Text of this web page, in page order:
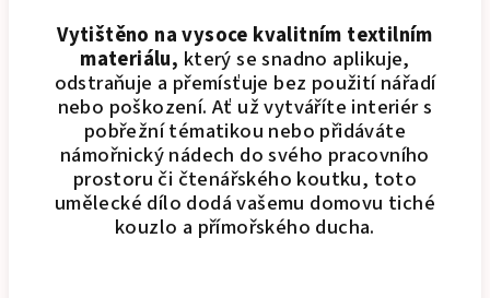
Vytištěno na vysoce kvalitním textilním
materiálu, který se snadno aplikuje,
odstraňuje a přemísťuje bez použití nářadí
nebo poškození. Ať už vytváříte interiér s
pobřežní tématikou nebo přidáváte
námořnický nádech do svého pracovního
prostoru či čtenářského koutku, toto
umělecké dílo dodá vašemu domovu tiché
kouzlo a přímořského ducha.